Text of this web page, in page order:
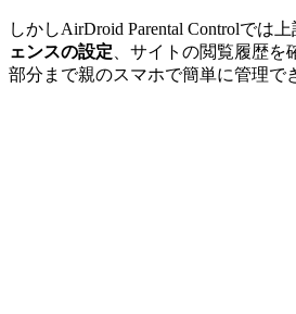
しかしAirDroid Parental Controlでは上
ェンスの設定 、サイトの閲覧履歴
部分まで親のスマホで簡単に管理で